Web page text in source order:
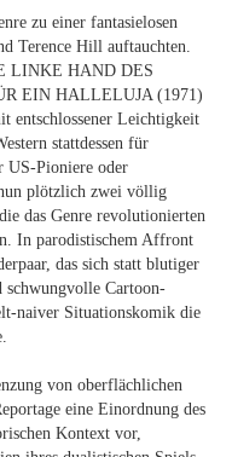
zu einer fantasielosen
Terence Hill auftauchten.
LINKE HAND DES
EIN HALLELUJA(1971)
entschlossener Leichtigkeit
stattdessen für
US-Pioniere oder
plötzlich zwei völlig
das Genre revolutionierten
In parodistischem Affront
das sich statt blutiger
schwungvolle Cartoon-
naiver Situationskomik die
von oberflächlichen
eine Einordnung des
Kontext vor,